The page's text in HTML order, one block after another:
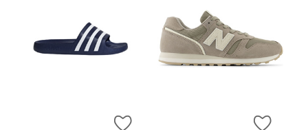
ZUR WUNSCHLISTE HINZUFÜGEN
ZUR